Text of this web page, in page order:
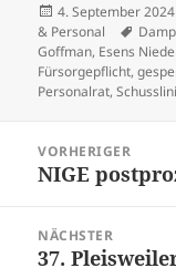
Veröffentlicht
am
4. September 2024
& Personal
Goffman, Esens
Fürsorgepflicht,
Personalrat,
VORHERIGER
Vorheriger
NIGE
NÄCHSTER
Nächster
37.